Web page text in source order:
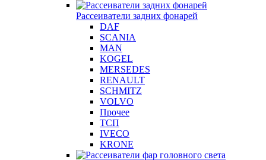
Рассеиватели задних фонарей
DAF
SCANIA
MAN
KOGEL
MERSEDES
RENAULT
SCHMITZ
VOLVO
Прочее
ТСП
IVECO
KRONE